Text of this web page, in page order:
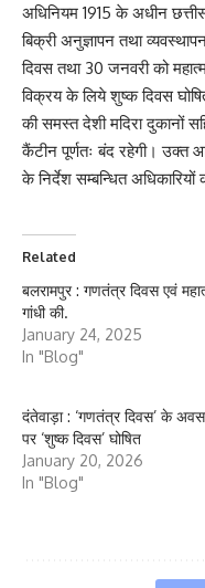
अधिनियम 1915 के अधीन
बिक्री अनुज्ञापन तथा
दिवस तथा 30 जनवरी को
विक्रय के लिये शुष्क दिवस
की समस्त देशी मदिरा दुकानों
कैंटीन पूर्णतः बंद रहेगी। उक्त
के निर्देश सम्बन्धित अधिकारियों
Related
बलरामपुर : गणतंत्र दिवस एवं
गांधी की.
January 24, 2025
In "Blog"
दंतेवाड़ा : ‘गणतंत्र दिवस’ के
पर ‘शुष्क दिवस’ घोषित
January 20, 2026
In "Blog"